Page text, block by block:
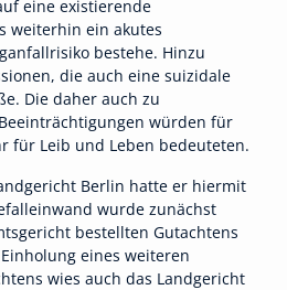
eine existierende
weiterhin ein akutes
bestehe. Hinzu
die auch eine suizidale
Die daher auch zu
würden für
für Leib und Leben bedeuteten.
Berlin hatte er hiermit
wurde zunächst
bestellten Gutachtens
eines weiteren
wies auch das Landgericht